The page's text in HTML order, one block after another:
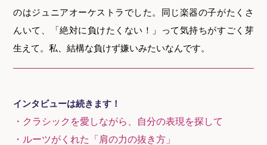
のはジュニアオーケストラでした。同じ楽器の子がたくさ
んいて、「絶対に負けたくない！」って気持ちがすごく芽
生えて。私、結構な負けず嫌いみたいなんです。
インタビューは続きます！
・クラシックを愛しながら、自分の表現を探して
・ルーツがくれた「肩の力の抜き方」